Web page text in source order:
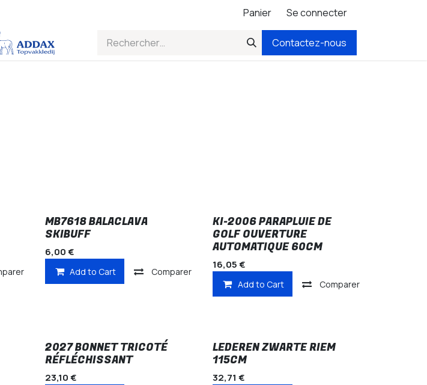
Panier Se connecter
Contactez-nous
MB7618 BALACLAVA
SKIBUFF
6,00€
Add to Cart Comparer
KI-2006 PARAPLUIE DE
GOLF OUVERTURE
AUTOMATIQUE 60CM
16,05€
Add to Cart Comparer
2027 BONNET TRICOTÉ
RÉFLÉCHISSANT
23,10€
LEDEREN ZWARTE RIEM
115CM
32,71 €